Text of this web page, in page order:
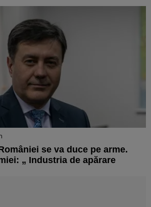
se va duce pe arme.
„ Industria de apărare